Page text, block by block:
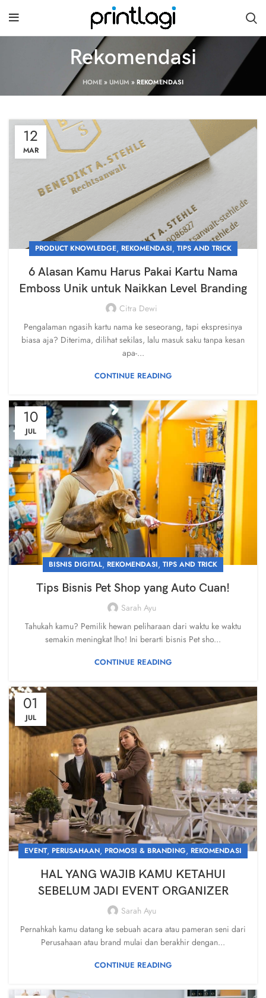
Rekomendasi
HOME» UMUM » REKOMENDASI
12
MAR
PRODUCT KNOWLEDGE, REKOMENDASI, TIPS AND TRICK
6 Alasan Kamu Harus Pakai Kartu Nama
Emboss Unik untuk Naikkan Level Branding
Citra Dewi
Pengalaman ngasih kartu nama ke seseorang, tapi ekspresinya
biasa aja? Diterima, dilihat sekilas, lalu masuk saku tanpa kesan
apa-...
CONTINUE READING
10
JUL
BISNIS DIGITAL, REKOMENDASI, TIPS AND TRICK
Tips Bisnis Pet Shop yang Auto Cuan!
Sarah Ayu
Tahukah kamu? Pemilik hewan peliharaan dari waktu ke waktu
semakin meningkat lho! Ini berarti bisnis Pet sho...
CONTINUE READING
01
JUL
EVENT, PERUSAHAAN, PROMOSI & BRANDING, REKOMENDASI
HAL YANG WAJIB KAMU KETAHUI
SEBELUM JADI EVENT ORGANIZER
Sarah Ayu
Pernahkah kamu datang ke sebuah acara atau pameran seni dari
Perusahaan atau brand mulai dan berakhir dengan...
CONTINUE READING